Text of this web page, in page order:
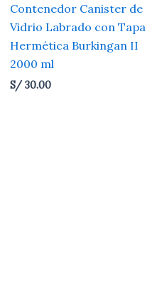
Contenedor Canister de
Vidrio Labrado con Tapa
Hermética Burkingan II
2000 ml
S/30.00